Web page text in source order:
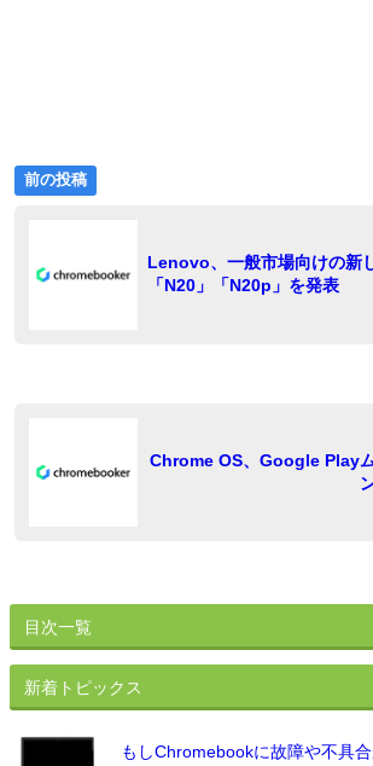
投
ナ
前の投稿
の
Lenovo、一般市場向けの新
「N20」「N20p」を発表
Chrome OS、Google Play
目次一覧
新着トピックス
もしChromebookに故障や不具